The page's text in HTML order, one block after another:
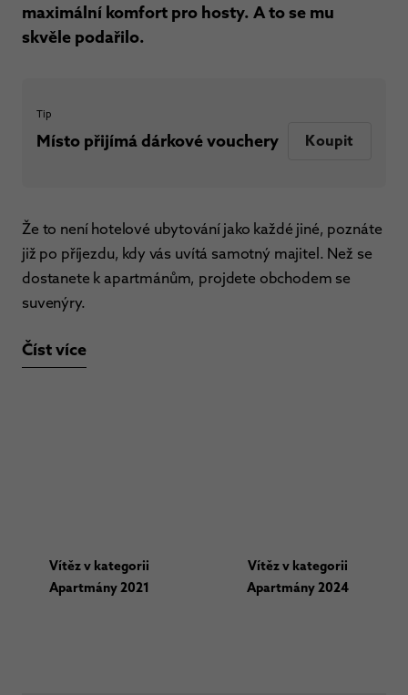
maximální komfort pro hosty. A to se mu
skvěle podařilo.
Tip
Místo přijímá dárkové vouchery Koupit
Že to není hotelové ubytování jako každé jiné, poznáte
již po příjezdu, kdy vás uvítá samotný majitel. Než se
dostanete k apartmánům, projdete obchodem se
suvenýry.
Číst více
Vítěz v kategorii
Apartmány 2021
Vítěz v kategorii
Apartmány 2024